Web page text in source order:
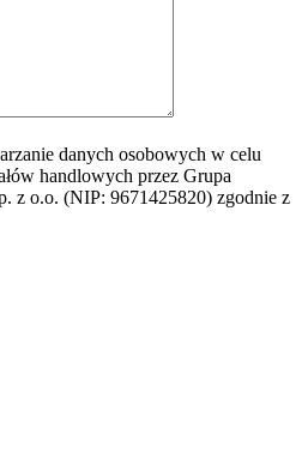
danych osobowych w celu
handlowych przez Grupa
z o.o. (NIP: 9671425820) zgodnie z